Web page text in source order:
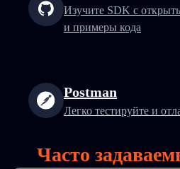
Изучите SDK с
и примеры кода
Postman
Легко тестируйте и
Часто